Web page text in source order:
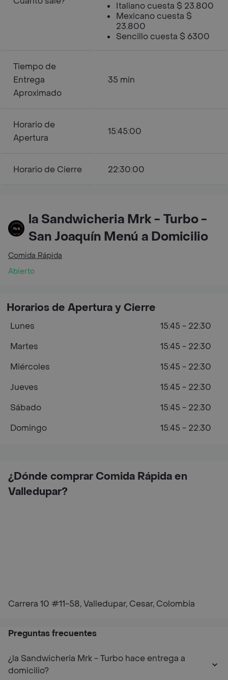
Italiano cuesta $ 23.800
Mexicano cuesta $
23.800
Sencillo cuesta $ 6300
Tiempo de
Entrega
Aproximado
35 min
Horario de
Apertura
15:45:00
Horario de Cierre 22:30:00
la Sandwicheria Mrk - Turbo -
San Joaquín Menú a Domicilio
Comida Rápida
Abierto
¿Dónde comprar Comida Rápida en
Valledupar?
Carrera 10 #11-58, Valledupar, Cesar, Colombia
Horarios de Apertura y Cierre
Lunes
15:45 - 22:30
Martes
15:45 - 22:30
Miércoles
15:45 - 22:30
Jueves
15:45 - 22:30
Sábado
15:45 - 22:30
Domingo
15:45 - 22:30
Preguntas frecuentes
¿la Sandwicheria Mrk - Turbo hace entrega a
domicilio?